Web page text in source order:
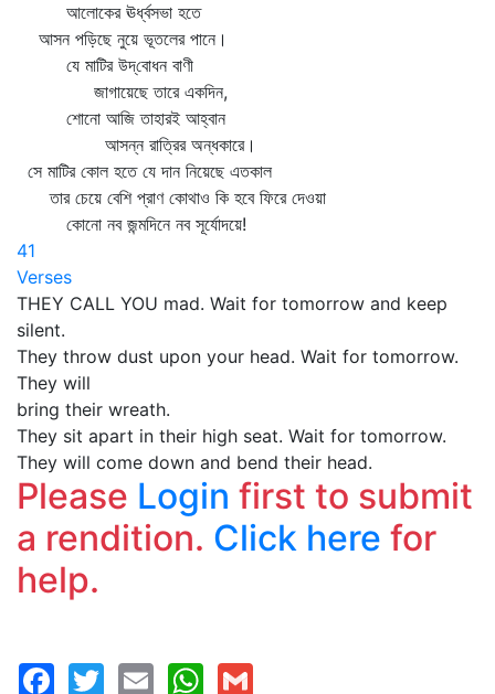
আলোকের ঊর্ধ্বসভা হতে
আসন পড়িছে নুয়ে ভূতলের পানে।
যে মাটির উদ্‌বোধন বাণী
জাগায়েছে তারে একদিন,
শোনো আজি তাহারই আহ্বান
আসন্ন রাত্রির অন্ধকারে।
সে মাটির কোল হতে যে দান নিয়েছে এতকাল
তার চেয়ে বেশি প্রাণ কোথাও কি হবে ফিরে দেওয়া
কোনো নব জন্মদিনে নব সূর্যোদয়ে!
41
Verses
THEY CALL YOU mad. Wait for tomorrow and keep
silent.
They throw dust upon your head. Wait for tomorrow.
They will
bring their wreath.
They sit apart in their high seat. Wait for tomorrow.
They will come down and bend their head.
Please Login first to submit
a rendition. Click here for
help.